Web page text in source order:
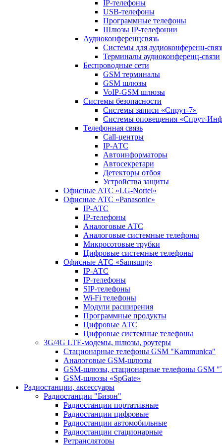
IP-телефоны
USB-телефоны
Программные телефоны
Шлюзы IP-телефонии
Аудиоконференцсвязь
Системы для аудиоконференц-
Терминалы аудиоконференц-связи
Беспроводные сети
GSM терминалы
GSM шлюзы
VoIP-GSM шлюзы
Системы безопасности
Системы записи «Спрут-7»
Системы оповещения «Спрут-
Телефонная связь
Call-центры
IP-АТС
Автоинформаторы
Автосекретари
Детекторы отбоя
Устройства защиты
Офисные АТС «LG-Nortel»
Офисные АТС «Panasonic»
IP-АТС
IP-телефоны
Аналоговые АТС
Аналоговые системные телефоны
Микросотовые трубки
Цифровые системные телефоны
Офисные АТС «Samsung»
IP-АТС
IP-телефоны
SIP-телефоны
Wi-Fi телефоны
Модули расширения
Программные продукты
Цифровые АТС
Цифровые системные телефоны
3G/4G LTE-модемы, шлюзы, роутеры
Стационарные телефоны GSM "Kammunica"
Аналоговые GSM-шлюзы
GSM-шлюзы, стационарные телефоны GSM
GSM-шлюзы «SpGate»
Радиостанции, аксессуары
Радиостанции "Бизон"
Радиостанции портативные
Радиостанции цифровые
Радиостанции автомобильные
Радиостанции стационарные
Ретрансляторы